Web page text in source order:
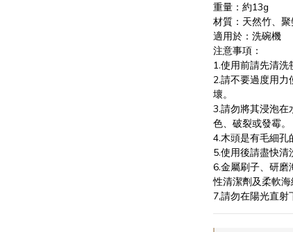
重量：約13g
材質：天然竹、
適用於：洗碗機
注意事項：
1.使用前請先清洗
2.請不要過度用力
壞。
3.請勿將其浸泡在
色、破裂或發霉。
4.木頭是有毛細孔
5.使用後請盡快清
6.金屬刷子、研磨
性清潔劑及柔軟海
7,請勿在陽光直射